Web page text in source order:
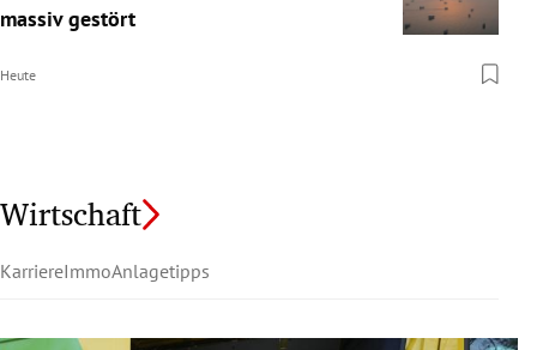
massiv gestört
Heute
Wirtschaft
KarriereImmoAnlagetipps